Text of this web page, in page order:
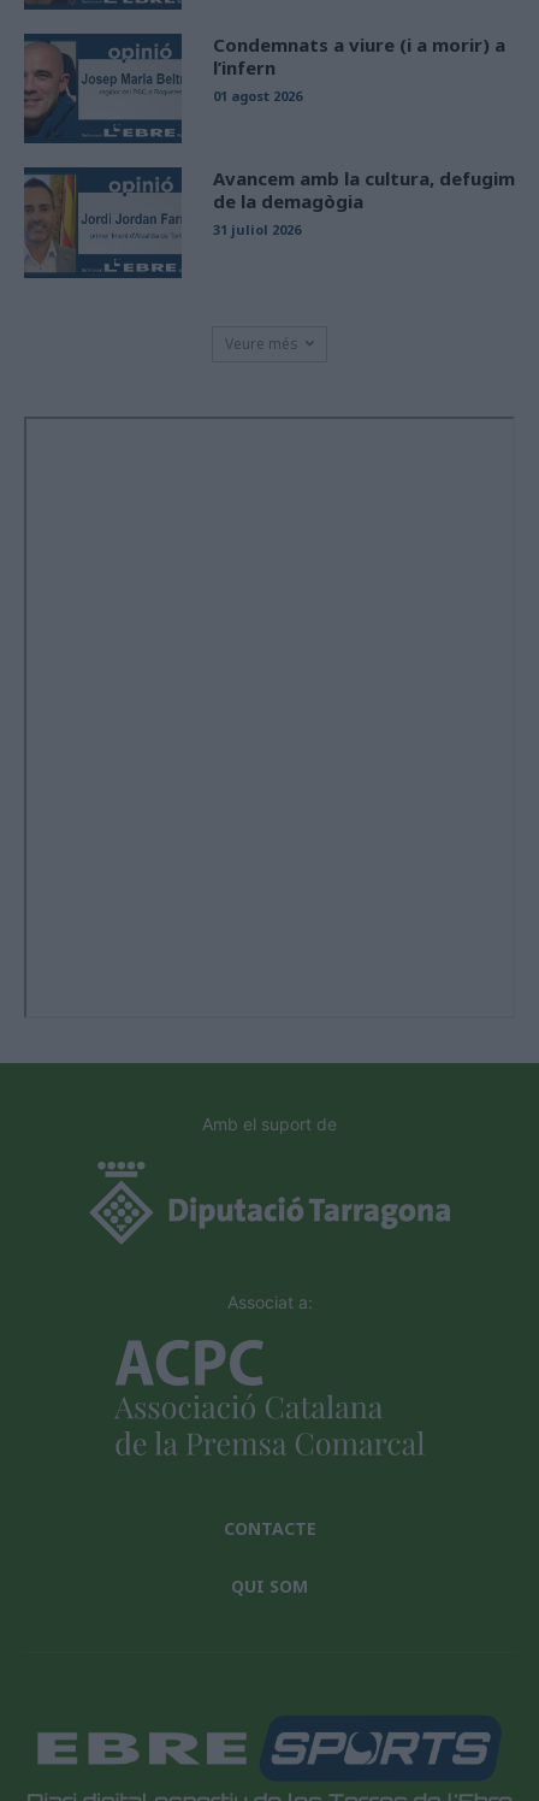
Condemnats a viure (i a morir) a
l’infern
01 agost 2026
Avancem amb la cultura, defugim
de la demagògia
31 juliol 2026
Veure més
Amb el suport de
Associat a:
CONTACTE
QUI SOM